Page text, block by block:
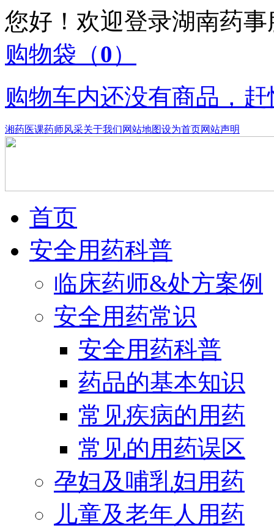
您好！欢迎登录湖南药
购物袋 （0）
购物车内还没有商品，
湘药医课药师风采关于我们网站地图设为首页网站声明
首页
安全用药科普
临床药师&处方案例
安全用药常识
安全用药科普
药品的基本知识
常见疾病的用药
常见的用药误区
孕妇及哺乳妇用药
儿童及老年人用药